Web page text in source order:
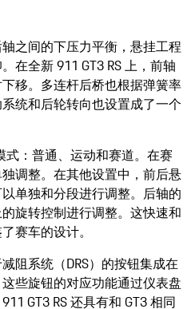
之间的下压力平衡，悬挂工程
在全新 911 GT3 RS 上，前轴
移。多连杆后桥也根据弹簧率
统和后轮转向也设置成了一个
式：普通、运动和赛道。在赛
调整。在其他设置中，前后悬
单独和分段进行调整。后轴的
旋转控制进行调整。这快速和
赛车的设计。
阻系统（DRS）的按钮集成在
些旋钮的对应功能通过仪表盘
GT3 RS 还具有和 GT3 相同